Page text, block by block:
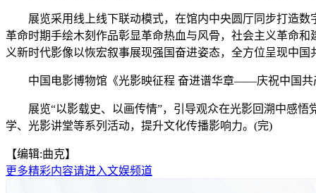
展览采用线上线下联动模式，在馆内中央圆厅同步打造数
革命时期手绘木刻作品彰显革命热血与风骨，社会主义革命
义新时代影像以恢宏叙事展现强国奋进姿态，全方位呈现中
中国电影博物馆《光影映征程 奋进谱华章——庆祝中国
展览“以影载史、以画传情”，引导观众在光影回溯中感悟
学、光影讲堂等系列活动，提升文化传播影响力。(完)
【编辑:曲克】
更多精彩内容请进入文娱频道